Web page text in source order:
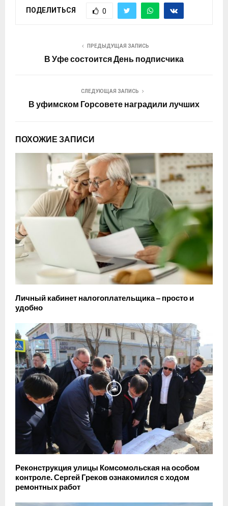
ПОДЕЛИТЬСЯ 0
ПРЕДЫДУЩАЯ ЗАПИСЬ
В Уфе состоится День подписчика
СЛЕДУЮЩАЯ ЗАПИСЬ
В уфимском Горсовете наградили лучших
ПОХОЖИЕ ЗАПИСИ
Личный кабинет налогоплательщика – просто и
удобно
Реконструкция улицы Комсомольская на особом
контроле. Сергей Греков ознакомился с ходом
ремонтных работ